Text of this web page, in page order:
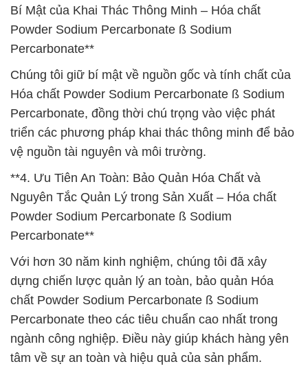
Bí Mật của Khai Thác Thông Minh – Hóa chất
Powder Sodium Percarbonate ß Sodium
Percarbonate**
Chúng tôi giữ bí mật về nguồn gốc và tính chất của
Hóa chất Powder Sodium Percarbonate ß Sodium
Percarbonate, đồng thời chú trọng vào việc phát
triển các phương pháp khai thác thông minh để bảo
vệ nguồn tài nguyên và môi trường.
**4. Ưu Tiên An Toàn: Bảo Quản Hóa Chất và
Nguyên Tắc Quản Lý trong Sản Xuất – Hóa chất
Powder Sodium Percarbonate ß Sodium
Percarbonate**
Với hơn 30 năm kinh nghiệm, chúng tôi đã xây
dựng chiến lược quản lý an toàn, bảo quản Hóa
chất Powder Sodium Percarbonate ß Sodium
Percarbonate theo các tiêu chuẩn cao nhất trong
ngành công nghiệp. Điều này giúp khách hàng yên
tâm về sự an toàn và hiệu quả của sản phẩm.